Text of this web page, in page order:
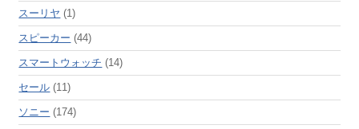
スーリヤ (1)
スピーカー (44)
スマートウォッチ (14)
セール (11)
ソニー (174)